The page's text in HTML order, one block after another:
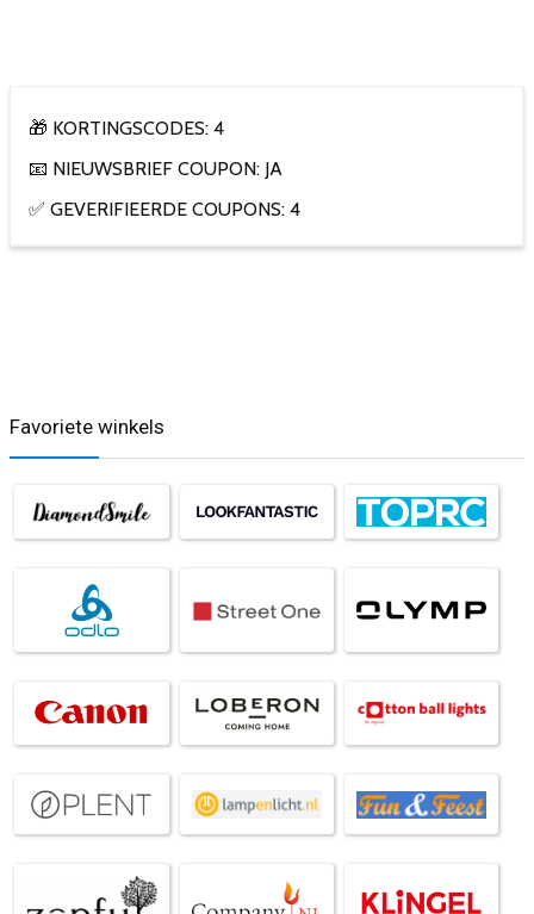
🎁 KORTINGSCODES: 4
📧 NIEUWSBRIEF COUPON: JA
✅ GEVERIFIEERDE COUPONS: 4
Favoriete winkels